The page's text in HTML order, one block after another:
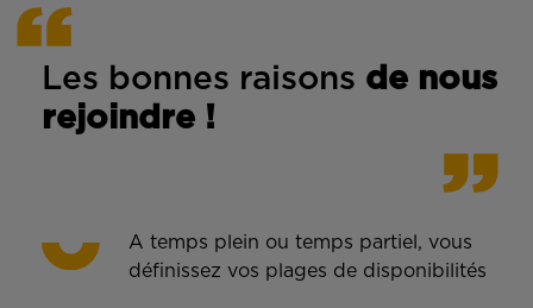
Les bonnes raisons de nous
rejoindre !
A temps plein ou temps partiel, vous
définissez vos plages de disponibilités